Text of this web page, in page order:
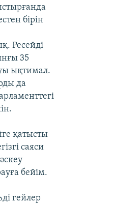
бірін
Ресейді
35
ықтимал.
да
қатысты
саяси
бейім.
гейлер